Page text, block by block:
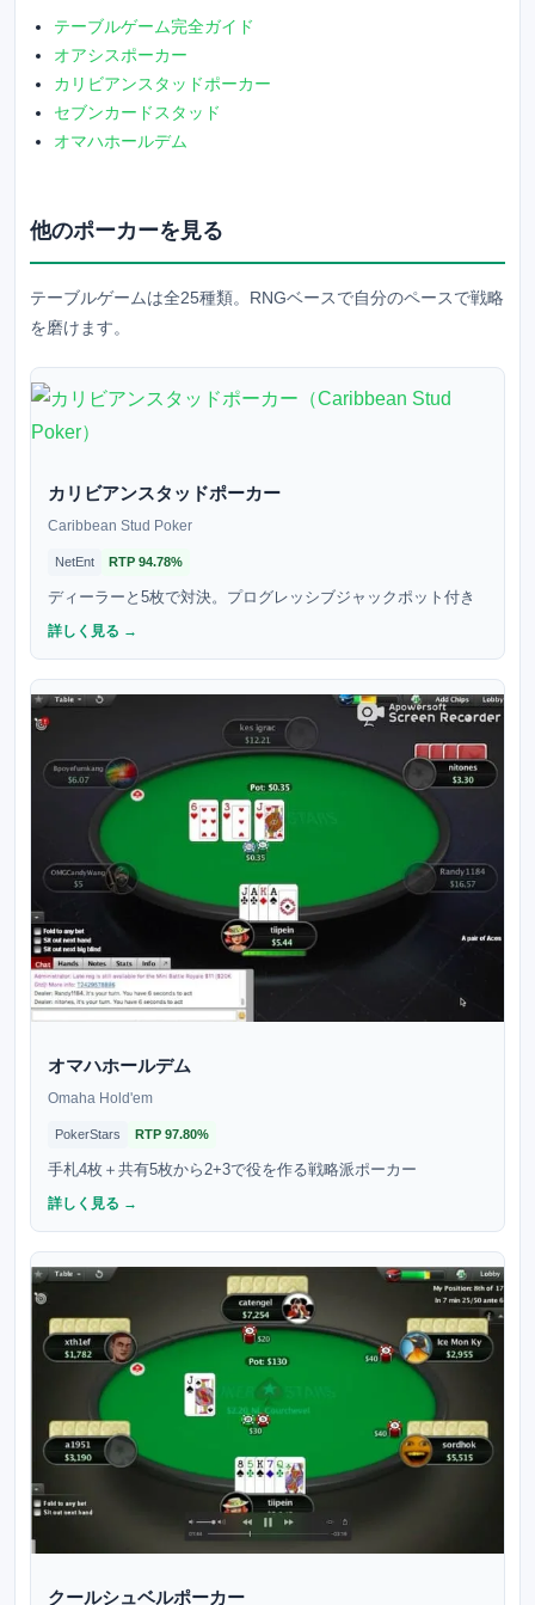
テーブルゲーム完全ガイド
オアシスポーカー
カリビアンスタッドポーカー
セブンカードスタッド
オマハホールデム
他のポーカーを見る
テーブルゲームは全25種類。RNGベースで自分のペースで戦略
を磨けます。
カリビアンスタッドポーカー
Caribbean Stud Poker
NetEnt RTP 94.78%
ディーラーと5枚で対決。プログレッシブジャックポット付き
詳しく見る →
オマハホールデム
Omaha Hold'em
PokerStars RTP 97.80%
手札4枚＋共有5枚から2+3で役を作る戦略派ポーカー
詳しく見る →
クールシュベルポーカー